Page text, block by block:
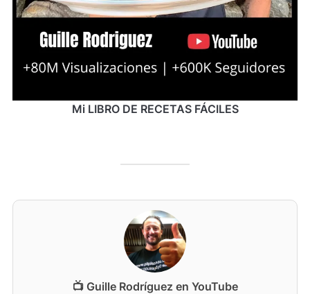
Mi LIBRO DE RECETAS FÁCILES
📺 Guille Rodríguez en YouTube